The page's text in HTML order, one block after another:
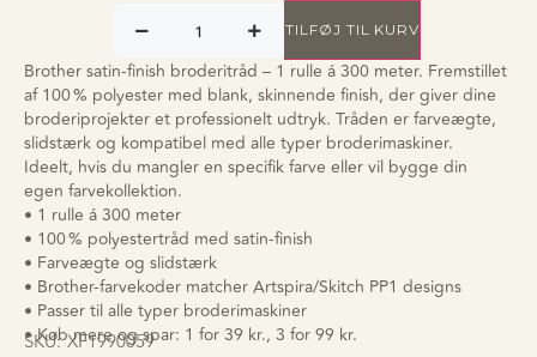
TILFØJ TIL KURV
Brother satin-finish broderitråd – 1 rulle á 300 meter. Fremstillet
af 100 % polyester med blank, skinnende finish, der giver dine
broderiprojekter et professionelt udtryk. Tråden er farveægte,
slidstærk og kompatibel med alle typer broderimaskiner.
Ideelt, hvis du mangler en specifik farve eller vil bygge din
egen farvekollektion.
• 1 rulle á 300 meter
• 100 % polyestertråd med satin-finish
• Farveægte og slidstærk
• Brother-farvekoder matcher Artspira/Skitch PP1 designs
• Passer til alle typer broderimaskiner
• Køb mere og spar: 1 for 39 kr., 3 for 99 kr.
SKU: XF1990059